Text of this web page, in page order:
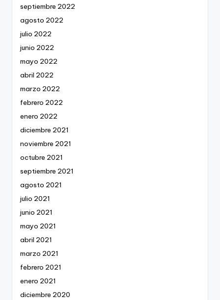
septiembre 2022
agosto 2022
julio 2022
junio 2022
mayo 2022
abril 2022
marzo 2022
febrero 2022
enero 2022
diciembre 2021
noviembre 2021
octubre 2021
septiembre 2021
agosto 2021
julio 2021
junio 2021
mayo 2021
abril 2021
marzo 2021
febrero 2021
enero 2021
diciembre 2020